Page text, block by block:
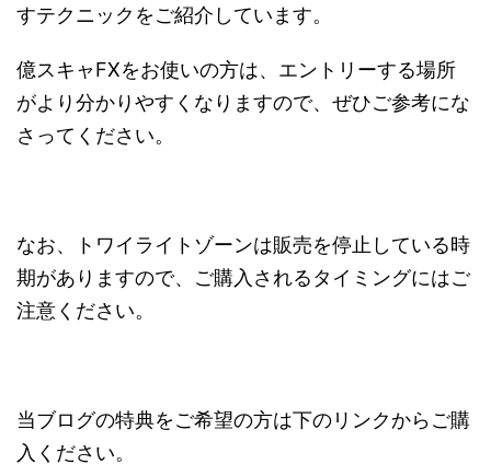
すテクニックをご紹介しています。
億スキャFXをお使いの方は、エントリーする場所
がより分かりやすくなりますので、ぜひご参考にな
さってください。
なお、トワイライトゾーンは販売を停止している時
期がありますので、ご購入されるタイミングにはご
注意ください。
当ブログの特典をご希望の方は下のリンクからご購
入ください。